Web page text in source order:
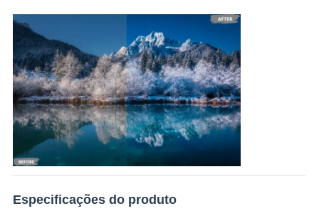
Especificações do produto